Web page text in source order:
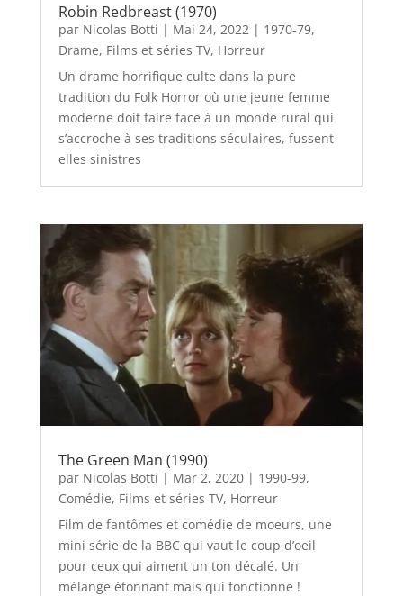
Robin Redbreast (1970)
par Nicolas Botti | Mai 24, 2022 | 1970-79,
Drame, Films et séries TV, Horreur
Un drame horrifique culte dans la pure
tradition du Folk Horror où une jeune femme
moderne doit faire face à un monde rural qui
s’accroche à ses traditions séculaires, fussent-
elles sinistres
The Green Man (1990)
par Nicolas Botti | Mar 2, 2020| 1990-99,
Comédie, Films et séries TV, Horreur
Film de fantômes et comédie de moeurs, une
mini série de la BBC qui vaut le coup d’oeil
pour ceux qui aiment un ton décalé. Un
mélange étonnant mais qui fonctionne !